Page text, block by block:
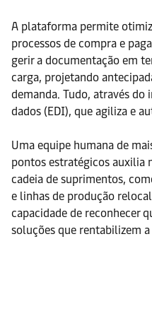
A plataforma permite
processos de compra e
gerir a documentação em
carga, projetando
demanda. Tudo, através
dados (EDI), que agiliza e
Uma equipe humana de
pontos estratégicos auxilia
cadeia de suprimentos,
e linhas de produção
capacidade de reconhecer
soluções que rentabilizem